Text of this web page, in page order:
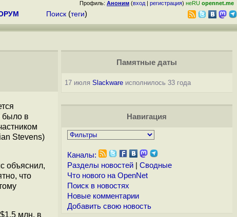
Профиль: Аноним (вход | регистрация) неRU opennet.me
Поиск (теги)
было в
Stevens)
объяснил,
что
млн. в
Памятные даты
17 июля Slackwareисполнилось 33 года
Навигация
Каналы:
Разделы новостей| Сводные
Что нового на OpenNet
Поиск в новостях
Новые комментарии
Добавить свою новость